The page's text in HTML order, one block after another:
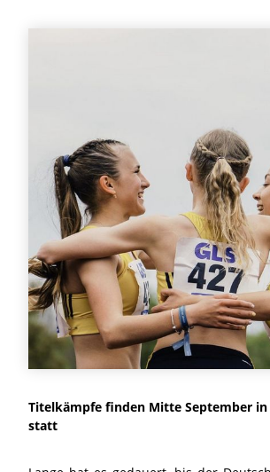
Titelkämpfe finden Mitte September
statt